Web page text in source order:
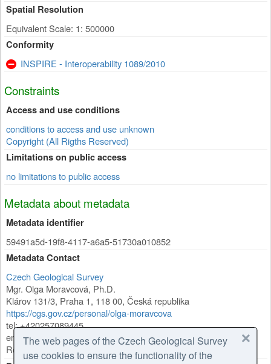
Spatial Resolution
Equivalent Scale: 1: 500000
Conformity
INSPIRE - Interoperability 1089/2010
Constraints
Access and use conditions
conditions to access and use unknown
Copyright (All Rigths Reserved)
Limitations on public access
no limitations to public access
Metadata about metadata
Metadata identifier
59491a5d-19f8-4117-a6a5-51730a010852
Metadata Contact
Czech Geological Survey
Mgr. Olga Moravcová, Ph.D.
Klárov 131/3, Praha 1, 118 00, Česká republika
https://cgs.gov.cz/personal/olga-moravcova
tel: +420257089445
email: olga.moravcova@geology.cz
Role:
point of contact
The web pages of the Czech Geological Survey
use cookies to ensure the functionality of the